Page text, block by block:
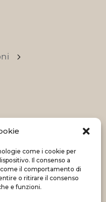
come i cookie per
Il consenso a
il comportamento di
o ritirare il consenso
e funzioni.
ShadApps